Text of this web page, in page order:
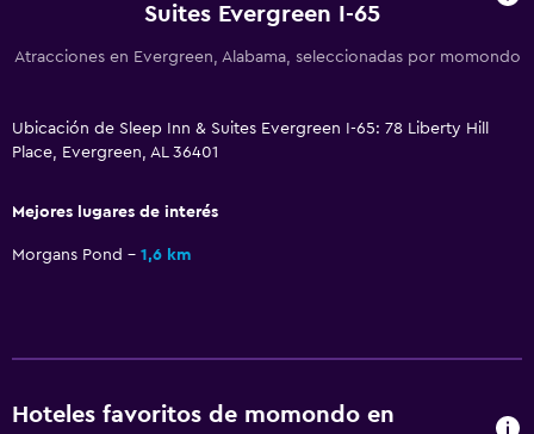
Piscina al aire libre
Suites Evergreen I-65
Atracciones en Evergreen, Alabama, seleccionadas por momondo
Ubicación de Sleep Inn & Suites Evergreen I-65: 78 Liberty Hill
Place, Evergreen, AL 36401
Mejores lugares de interés
Morgans Pond 1,6 km
Hoteles favoritos de momondo en